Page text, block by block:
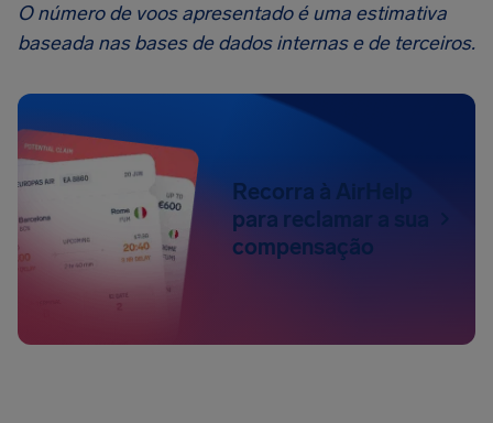
O número de voos apresentado é uma estimativa
baseada nas bases de dados internas e de terceiros.
Recorra à AirHelp
para reclamar a sua
compensação